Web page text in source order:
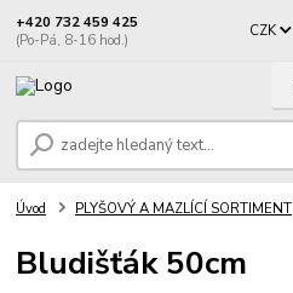
CZK
+420 732 459 425
(Po-Pá, 8-16 hod.)
Úvod PLYŠOVÝ A MAZLÍCÍ SORTIMENT
Bludišťák 50cm